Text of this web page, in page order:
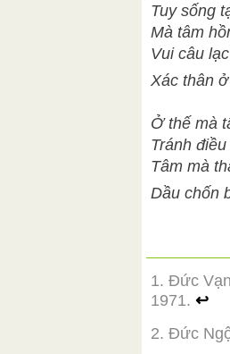
Tuy sống
Mà tâm
Vui câu
Xác thân
Ở thế mà
Tránh
Tâm mà
Dầu chốn
1. Đức
1971. ↩
2. Đức